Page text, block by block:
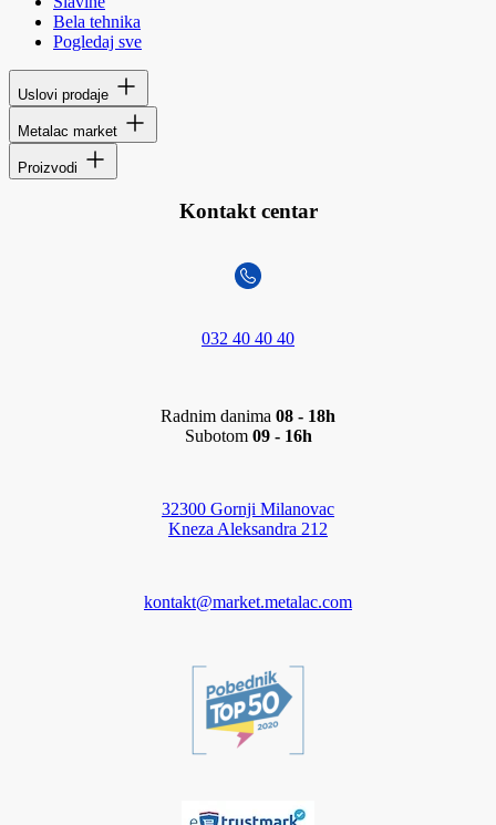
Bela tehnika
Pogledaj sve
Uslovi prodaje
Metalac market
Proizvodi
Kontakt centar
032 40 40 40
Radnim danima 08 - 18h
Subotom 09 - 16h
32300 Gornji Milanovac
Kneza Aleksandra 212
kontakt@market.metalac.com